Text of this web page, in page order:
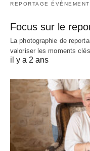
REPORTAGE
Focus sur le
La photographie de
valoriser les moments
il y a 2 ans